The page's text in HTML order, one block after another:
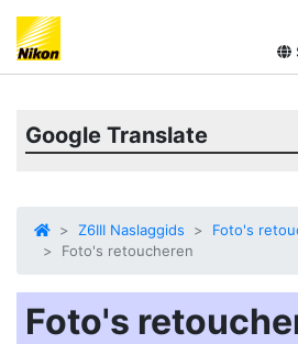
Google Translate
Z6III Naslaggids
Foto's
Foto's retoucheren
Foto's